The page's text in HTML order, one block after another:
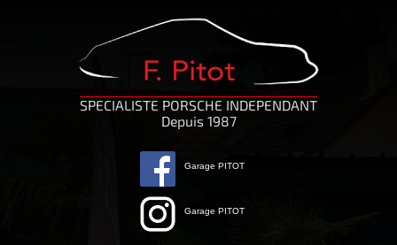
SPECIALISTE PORSCHE INDEPENDANT
Depuis 1987
Garage PITOT
Garage PITOT